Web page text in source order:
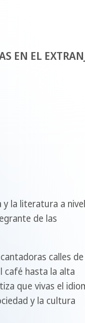
EN EL
y la literatura a nivel
de las
calles de
café hasta la alta
que vivas el
y la cultura